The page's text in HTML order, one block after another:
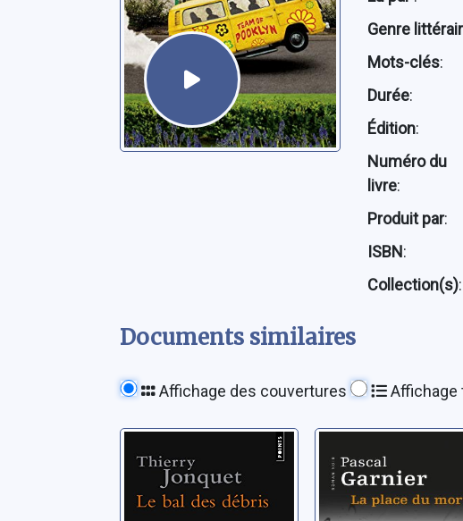
Genre
Mots-clés:
Durée:
Édition:
Numéro du
livre:
Produit par:
ISBN:
Collection(s):
Documents similaires
Affichage des couvertures Affichage
Le bal des débris
Jonquet, Thierry
La place du
Garnier, Pascal